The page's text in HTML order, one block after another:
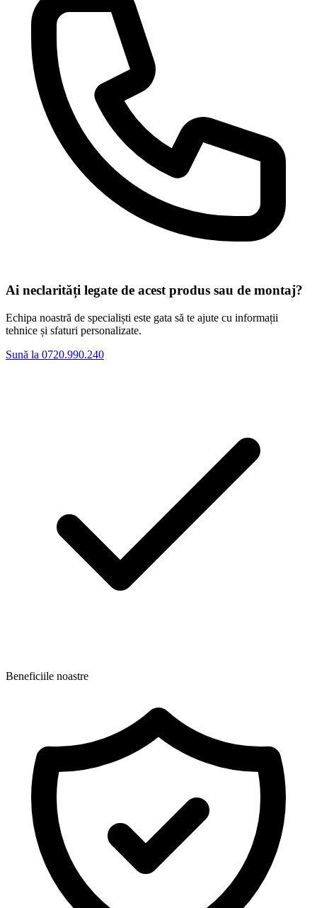
Ai neclarități legate de acest produs sau de montaj?
Echipa noastră de specialiști este gata să te ajute cu informații
tehnice și sfaturi personalizate.
Sună la 0720.990.240
Beneficiile noastre